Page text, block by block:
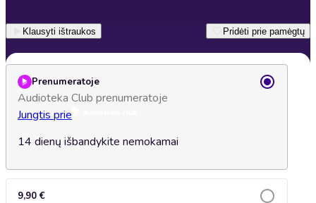
Klausyti ištraukos Pridėti prie pamėgtų
Prenumeratoje
Audioteka Club prenumeratoje
Jungtis prie
14 dienų išbandykite nemokamai
9,90 €